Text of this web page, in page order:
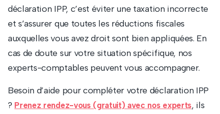
déclaration IPP, c’est éviter une taxation incorrecte
et s’assurer que toutes les réductions fiscales
auxquelles vous avez droit sont bien appliquées. En
cas de doute sur votre situation spécifique, nos
experts-comptables peuvent vous accompagner.
Besoin d’aide pour compléter votre déclaration IPP
? Prenez rendez-vous (gratuit) avec nos experts, ils